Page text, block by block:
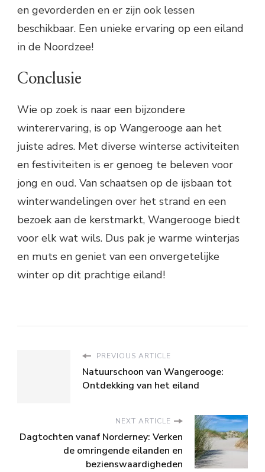
en gevorderden en er zijn ook lessen
beschikbaar. Een unieke ervaring op een eiland
in de Noordzee!
Conclusie
Wie op zoek is naar een bijzondere
winterervaring, is op Wangerooge aan het
juiste adres. Met diverse winterse activiteiten
en festiviteiten is er genoeg te beleven voor
jong en oud. Van schaatsen op de ijsbaan tot
winterwandelingen over het strand en een
bezoek aan de kerstmarkt, Wangerooge biedt
voor elk wat wils. Dus pak je warme winterjas
en muts en geniet van een onvergetelijke
winter op dit prachtige eiland!
PREVIOUS ARTICLE
Natuurschoon van Wangerooge:
Ontdekking van het eiland
NEXT ARTICLE
Dagtochten vanaf Norderney: Verken
de omringende eilanden en
bezienswaardigheden